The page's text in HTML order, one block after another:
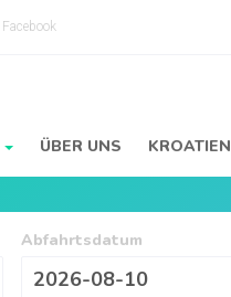
Facebook
ÜBER UNS KROATIEN
Abfahrtsdatum